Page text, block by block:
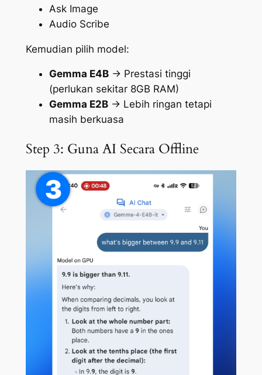
Ask Image
Audio Scribe
Kemudian pilih model:
Gemma E4B→ Prestasi tinggi
(perlukan sekitar 8GB RAM)
Gemma E2B→ Lebih ringan tetapi
masih berkuasa
Step 3: Guna AI Secara Offline